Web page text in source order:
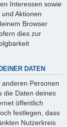
Interessen sowie
Aktionen
Browser
dies zur
DATEN
Personen
die Daten deines
öffentlich
festlegen, dass
Nutzerkreis